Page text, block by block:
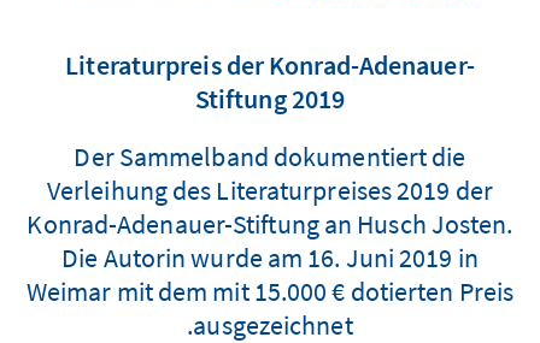
Literaturpreis der Konrad-Adenauer-
Stiftung 2019
Der Sammelband dokumentiert die
Verleihung des Literaturpreises 2019 der
Konrad-Adenauer-Stiftung an Husch Josten.
Die Autorin wurde am 16. Juni 2019 in
Weimar mit dem mit 15.000 € dotierten Preis
ausgezeichnet.